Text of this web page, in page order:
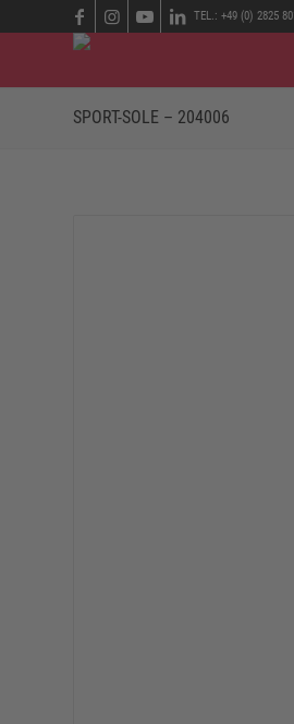
TEL.: +49 (0) 2825
SPORT-SOLE – 204006